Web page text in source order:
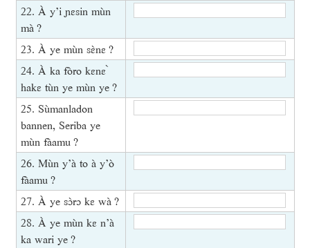
22. À y’i ɲɛsin mùn
mà ?
23. À ye mùn sɛ̀nɛ ?
24. À ka fòro kɛnɛ ̀
hakɛ tùn ye mùn ye ?
25. Sùmanladon
bannen, Seriba ye
mùn fàamu ?
26. Mùn y’à to à y’ò
fàamu ?
27. À ye sɔ̀rɔ kɛ wà ?
28. À ye mùn kɛ n’à
ka wari ye ?